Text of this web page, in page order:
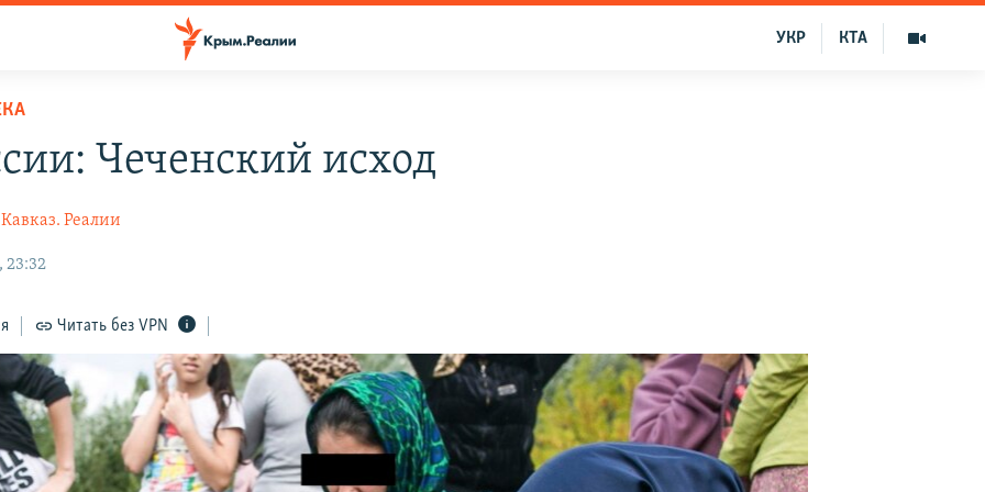
КТА
УКР
Чеченский исход
Кавказ. Реалии
23:32
Читать без VPN